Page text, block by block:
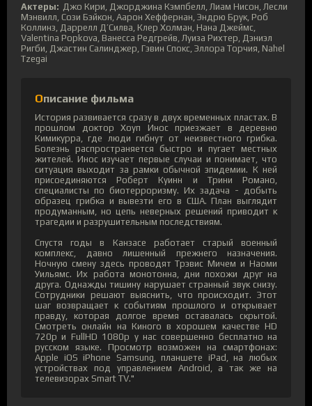
Актеры: Джо Кири, Джорджина Кэмпбелл, Лиам Нисон, Лесли
Мэнвилл, Сози Бэйкон, Аарон Хеффернан, Эндрю Брук, Роб
Коллинз, Даррелл Д’Силва, Клер Холман, Нана Джеймс,
Valentina Popkova, Ванесса Редгрейв, Луиза Рихтер, Дэниэл
Ригби, Джастин Салинджер, Гэвин Спокс, Эллора Торчия, Nahel
Tzegai
Описание фильма
История развивается сразу в двух временных пластах. В
прошлом доктор Хоуп Инос приезжает в деревню
Кимикурра, где люди гибнут от неизвестного грибка.
Болезнь распространяется быстро и пугает местных
жителей. Инос изучает первые случаи и понимает, что
ситуация выходит за рамки обычной эпидемии. К ней
присоединяются Роберт Куинн и Трини Романо,
специалисты по биотерроризму. Их задача - добыть
образец грибка и вывезти его в США. План выглядит
продуманным, но цепь неверных решений приводит к
трагедии и разрушительным последствиям.
Спустя годы в Канзасе работает старый военный
комплекс, давно лишенный прежнего назначения.
Ночную смену здесь проводят Трэвис Мичем и Наоми
Уильямс. Их работа монотонна, дни похожи друг на
друга. Однажды тишину нарушает странный звук снизу.
Сотрудники решают выяснить, что происходит. Этот
шаг возвращает к событиям прошлого и открывает
правду, которая долгое время оставалась скрытой.
Смотреть онлайн на Киного в хорошем качестве HD
720p и FullHD 1080p у нас совершенно бесплатно на
русском языке. Просмотр возможен на смартфонах:
Apple iOS iPhone Samsung, планшете iPad, на любых
устройствах под управлением Android, а так же на
телевизорах Smart TV."